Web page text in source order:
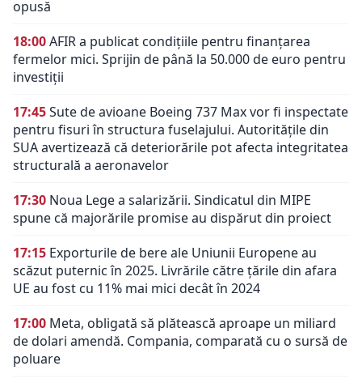
opusă
18:00AFIR a publicat condițiile pentru finanțarea
fermelor mici. Sprijin de până la 50.000 de euro pentru
investiții
17:45Sute de avioane Boeing 737 Max vor fi inspectate
pentru fisuri în structura fuselajului. Autoritățile din
SUA avertizează că deteriorările pot afecta integritatea
structurală a aeronavelor
17:30 Noua Lege a salarizării. Sindicatul din MIPE
spune că majorările promise au dispărut din proiect
17:15 Exporturile de bere ale Uniunii Europene au
scăzut puternic în 2025. Livrările către țările din afara
UE au fost cu 11% mai mici decât în 2024
17:00 Meta, obligată să plătească aproape un miliard
de dolari amendă. Compania, comparată cu o sursă de
poluare